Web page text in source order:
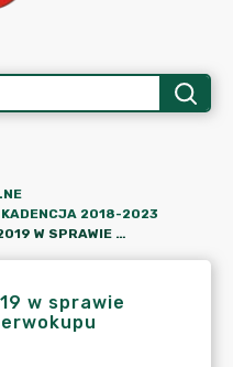
KADENCJA 2018-2023
ZARZĄDZENIE NR 154/2019 W SPRAWIE NIEWYKONANIA PRAWA PIERWOKUPU
w sprawie